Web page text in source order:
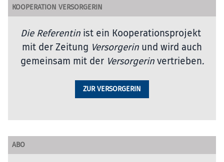
KOOPERATION VERSORGERIN
Die Referentin ist ein Kooperationsprojekt
mit der Zeitung Versorgerin und wird auch
gemeinsam mit der Versorgerinvertrieben.
ZUR VERSORGERIN
ABO